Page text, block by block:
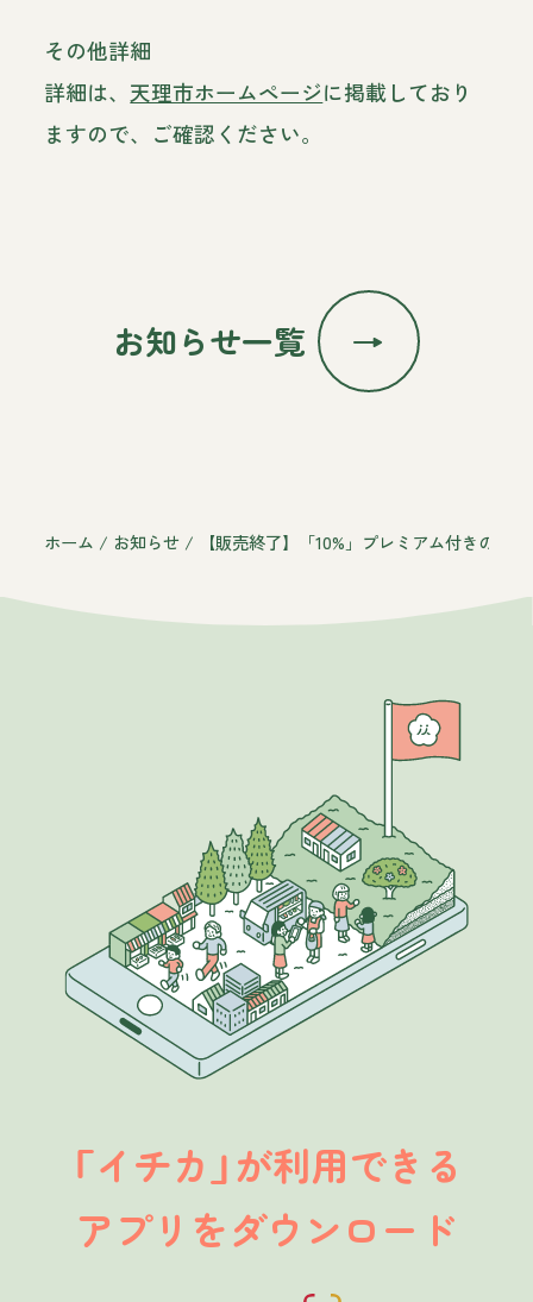
その他詳細
詳細は、 天理市ホームページに掲載しており
ますので、ご確認ください。
お知らせ一覧
ホーム / お知らせ / 【販売終了】「10%」プレミアム付きのイ
「イチカ 」 が利用できる
アプリをダウンロード